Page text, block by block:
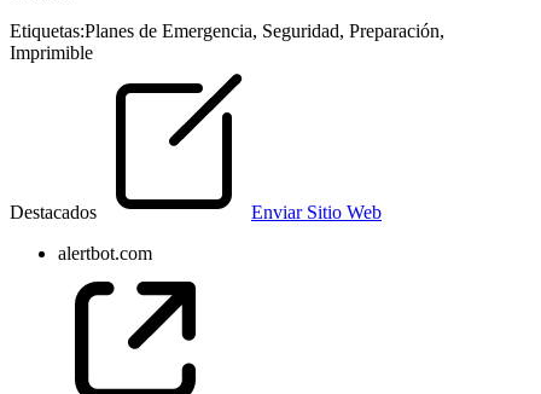
Etiquetas:Planes de Emergencia, Seguridad, Preparación,
Imprimible
Destacados
Enviar Sitio Web
alertbot.com